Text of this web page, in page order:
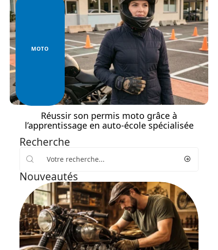
MOTO
Réussir son permis moto grâce à
l’apprentissage en auto-école spécialisée
Recherche
Nouveautés